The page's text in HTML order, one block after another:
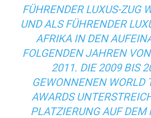
FÜHRENDER LUXUS-ZUG
UND ALS FÜHRENDER
AFRIKA IN DEN
FOLGENDEN JAHREN
2011. DIE 2009 BIS
GEWONNENEN WORLD
AWARDS
PLATZIERUNG AUF DEM